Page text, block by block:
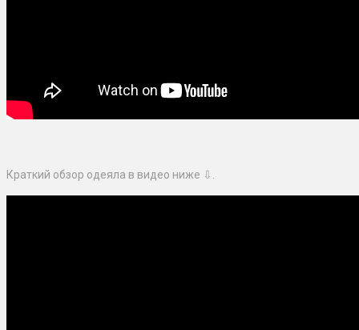
Краткий обзор одеяла в видео ниже ⇩.